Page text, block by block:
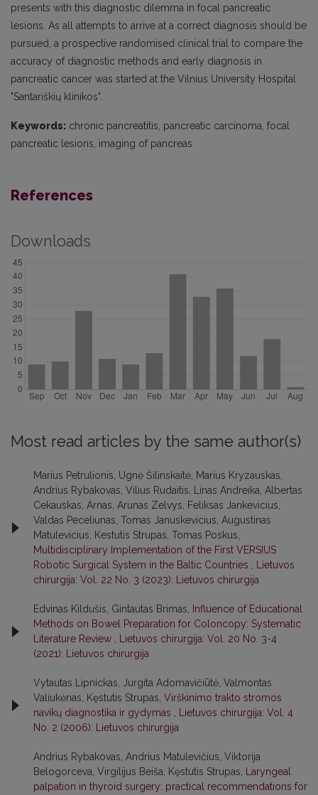
presents with this diagnostic dilemma in focal pancreatic
lesions. As all attempts to arrive at a correct diagnosis should be
pursued, a prospective randomised clinical trial to compare the
accuracy of diagnostic methods and early diagnosis in
pancreatic cancer was started at the Vilnius University Hospital
"Santariškių klinikos".
Keywords: chronic pancreatitis, pancreatic carcinoma, focal
pancreatic lesions, imaging of pancreas
References
Downloads
Most read articles by the same author(s)
Marius Petrulionis, Ugnė Šilinskaitė, Marius Kryzauskas,
Andrius Rybakovas, Vilius Rudaitis, Linas Andreika, Albertas
Cekauskas, Arnas, Arunas Zelvys, Feliksas Jankevicius,
Valdas Peceliunas, Tomas Januskevicius, Augustinas
Matulevicius, Kestutis Strupas, Tomas Poskus,
Multidisciplinary Implementation of the First VERSIUS
Robotic Surgical System in the Baltic Countries
Lietuvos
chirurgija: Vol. 22 No. 3 (2023): Lietuvos chirurgija
Edvinas Kildušis, Gintautas Brimas,
Influence of Educational
Methods on Bowel Preparation for Coloncopy: Systematic
Literature Review
Lietuvos chirurgija: Vol. 20 No. 3-4
(2021): Lietuvos chirurgija
Vytautas Lipnickas, Jurgita Adomavičiūtė, Valmontas
Valiukėnas, Kęstutis Strupas, Virškinimo trakto stromos
navikų diagnostika ir gydymas
Lietuvos chirurgija: Vol. 4
No. 2 (2006): Lietuvos chirurgija
Andrius Rybakovas, Andrius Matulevičius, Viktorija
Belogorceva, Virgilijus Beiša, Kęstutis Strupas,
Laryngeal
palpation in thyroid surgery: practical recommendations for